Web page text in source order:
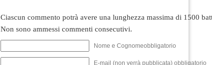
Ciascun commento potrà avere una lunghezza massima di 1500
Non sono ammessi commenti consecutivi.
Nome e Cognomeobbligatorio
E-mail (non verrà pubblicata) obbligatorio